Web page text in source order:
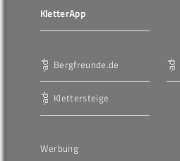
KletterApp
Bergfreunde.de
Klettersteige
Werbung